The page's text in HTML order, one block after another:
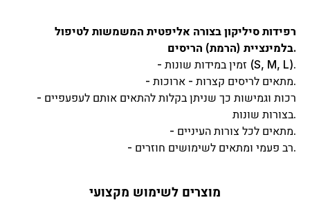
רפידות סיליקון בצורה אליפטית המשמשות לטיפול
בלמינציית (הרמת) הריסים.
- זמין במידות שונות (S, M, L).
- מתאים לריסים קצרות - ארוכות.
- רכות וגמישות כך שניתן בקלות להתאים אותם לעפעפיים
בצורות שונות.
- מתאים לכל צורות העיניים.
- רב פעמי ומתאים לשימושים חוזרים.
מוצרים לשימוש מקצועי